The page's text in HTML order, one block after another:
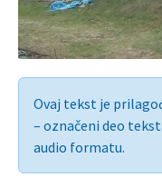
Ovaj tekst je
– označeni deo
audio formatu.